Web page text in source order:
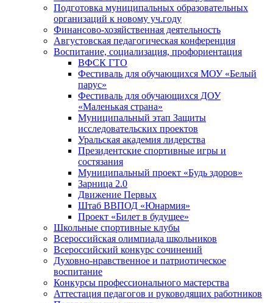
Подготовка муниципальных образовательных
организаций к новому уч.году
Финансово-хозяйственная деятельность
Августовская педагогическая конференция
Воспитание, социализация, профориентация
ВФСК ГТО
Фестиваль для обучающихся МОУ «Белый
парус»
Фестиваль для обучающихся ДОУ
«Маленькая страна»
Муниципальный этап Защиты
исследовательских проектов
Уральская академия лидерства
Президентские спортивные игры и
состязания
Муниципальный проект «Будь здоров»
Зарница 2.0
Движение Первых
Штаб ВВПОД «Юнармия»
Проект «Билет в будущее»
Школьные спортивные клубы
Всероссийская олимпиада школьников
Всероссийский конкурс сочинений
Духовно-нравственное и патриотическое
воспитание
Конкурсы профессионального мастерства
Аттестация педагогов и руководящих работников